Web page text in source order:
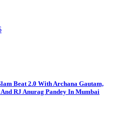
Beat 2.0 With Archana Gautam,
RJ Anurag Pandey In Mumbai